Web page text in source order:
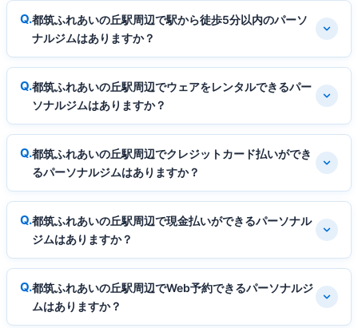
都筑ふれあいの丘駅周辺で駅から徒歩5分以内のパーソ
ナルジムはありますか？
都筑ふれあいの丘駅周辺でウェアをレンタルできるパー
ソナルジムはありますか？
都筑ふれあいの丘駅周辺でクレジットカード払いができ
るパーソナルジムはありますか？
都筑ふれあいの丘駅周辺で現金払いができるパーソナル
ジムはありますか？
都筑ふれあいの丘駅周辺でWeb予約できるパーソナルジ
ムはありますか？